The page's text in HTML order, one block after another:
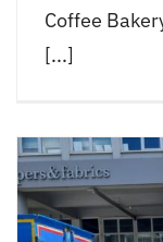
Coffee
[...]